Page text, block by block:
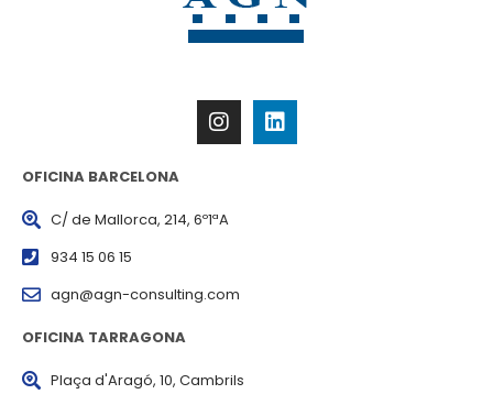
OFICINA BARCELONA
C/ de Mallorca, 214, 6º1ªA
934 15 06 15
agn@agn-consulting.com
OFICINA TARRAGONA
Plaça d'Aragó, 10, Cambrils